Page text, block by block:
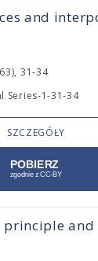
and
31-34
Series-1-31-34
SZCZEGÓŁY
and